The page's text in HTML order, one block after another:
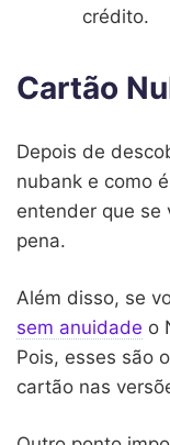
crédito.
Cartão
Depois de
nubank e como
entender que se
pena.
Além disso, se
sem anuidade o
Pois, esses são
cartão nas